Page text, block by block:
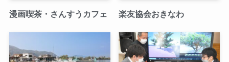
漫画喫茶・さんすうカフェ 楽友協会おきなわ